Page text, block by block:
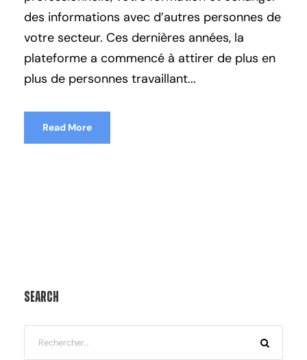
des informations avec d’autres personnes de
votre secteur. Ces dernières années, la
plateforme a commencé à attirer de plus en
plus de personnes travaillant...
Read More
Search